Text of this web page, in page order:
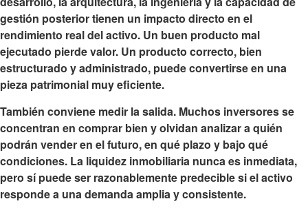
gestión posterior tienen un impacto directo en el
rendimiento real del activo. Un buen producto mal
ejecutado pierde valor. Un producto correcto, bien
estructurado y administrado, puede convertirse en una
pieza patrimonial muy eficiente.
También conviene medir la salida. Muchos inversores se
concentran en comprar bien y olvidan analizar a quién
podrán vender en el futuro, en qué plazo y bajo qué
condiciones. La liquidez inmobiliaria nunca es inmediata,
pero sí puede ser razonablemente predecible si el activo
responde a una demanda amplia y consistente.